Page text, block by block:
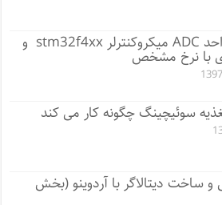
راه اندازی واحد ADC میکروکنترلر stm32f4xx و
با نرخ مشخص
سوئیچینگ چگونه کار می کند
و ساخت دیتالاگر با آردوینو (بخش